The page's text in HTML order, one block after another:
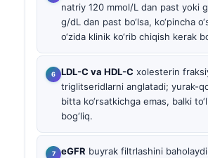
natriy 120 mmol/L dan past yoki
g/dL dan past bo‘lsa, ko‘pincha
o‘zida klinik ko‘rib chiqish kerak
LDL-C va HDL-C xolesterin
triglitseridlarni anglatadi; yurak-
bitta ko‘rsatkichga emas, balki
bog‘liq.
eGFR buyrak filtrlashini